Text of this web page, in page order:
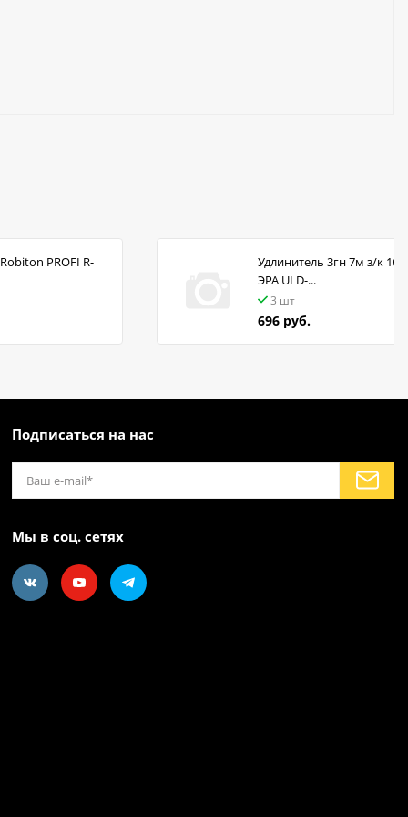
PROFI R-
Удлинитель 3гн 7м з/к 16А
ЭРА ULD-...
3 шт
696 руб.
Подписаться на нас
Мы в соц. сетях